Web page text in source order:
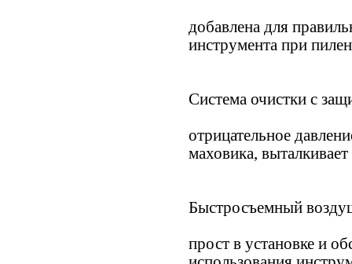
добавлена для
инструмента при
Система очистки с
отрицательное
маховика,
Быстросъемный
прост в установке и